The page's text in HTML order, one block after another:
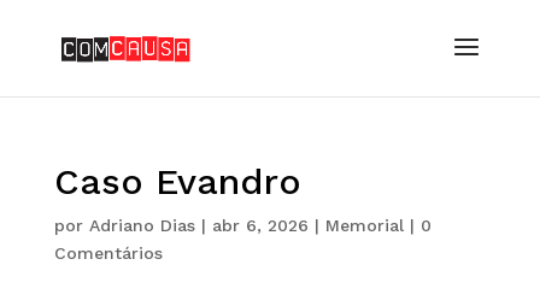
Caso Evandro
por Adriano Dias| abr 6, 2026 | Memorial| 0
Comentários